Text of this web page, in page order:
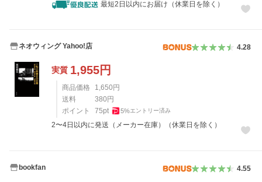
最短2日以内にお届け（休業日を除く）
ネオウィング Yahoo!店 4.28
実質 1,955円
商品価格 1,650 円
送料
380 円
ポイント
75pt 5%エントリー済み
2〜4日以内に発送（メーカー在庫）（休業日を除く）
bookfan 4.55